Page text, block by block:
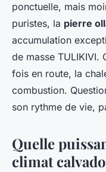
ponctuelle, mais
puristes, la pierre
accumulation
de masse TULIKIVI.
fois en route, la
combustion.
son rythme de vie,
Quelle
climat